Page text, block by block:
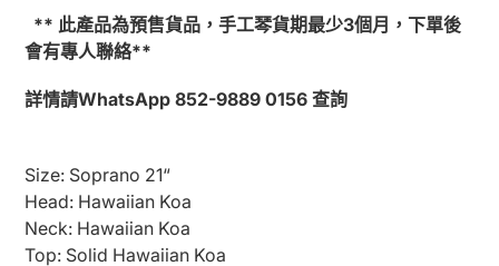
入
您
的
車
** 此產品為預售貨品，手工琴貨期最少3個月，下單後
會有專人聯絡**
詳情請WhatsApp 852-9889 0156 查詢
Size: Soprano 21“
Head: Hawaiian Koa
Neck: Hawaiian Koa
Top: Solid Hawaiian Koa